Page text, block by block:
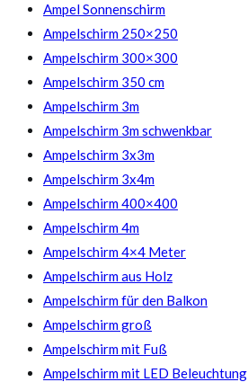
Ampel Sonnenschirm
Ampelschirm 250×250
Ampelschirm 300×300
Ampelschirm 350 cm
Ampelschirm 3m
Ampelschirm 3m schwenkbar
Ampelschirm 3x3m
Ampelschirm 3x4m
Ampelschirm 400×400
Ampelschirm 4m
Ampelschirm 4×4 Meter
Ampelschirm aus Holz
Ampelschirm für den Balkon
Ampelschirm groß
Ampelschirm mit Fuß
Ampelschirm mit LED Beleuchtung